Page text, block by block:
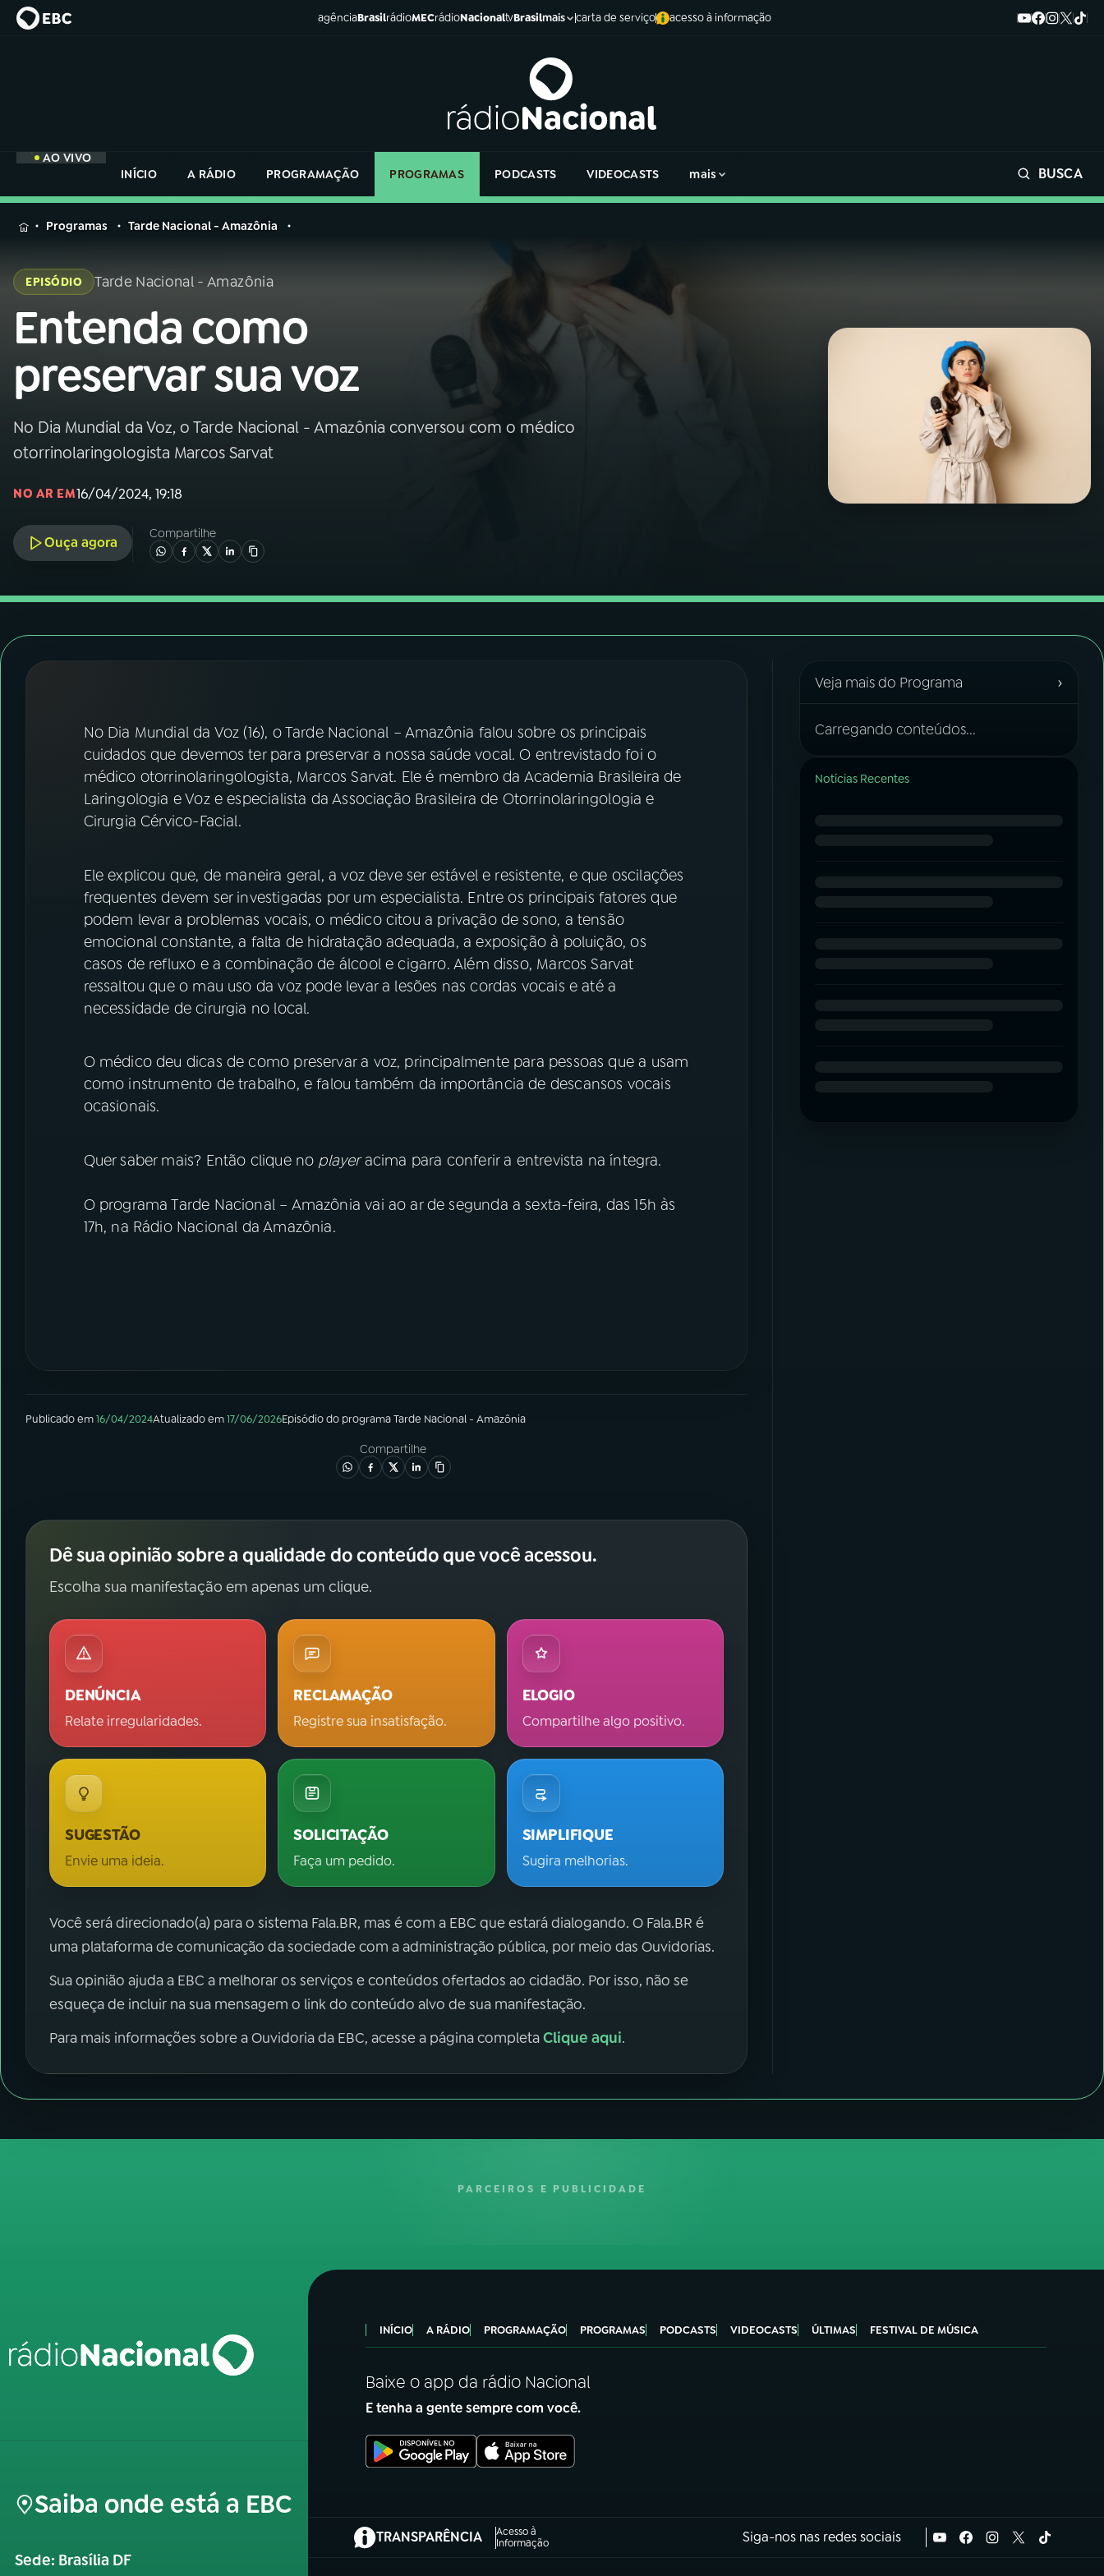
agênciaBrasilrádioMECrádioNacionaltvBrasilmais carta de serviço acesso à informação
AO VIVO
INÍCIO
A RÁDIO PROGRAMAÇÃO PROGRAMAS PODCASTS VIDEOCASTS mais BUSCA
MENU
Buscar
na
Rádio
Nacional
PROGRAMAÇÃO
ÚLTIMAS
FESTIVAL DE MÚSICA
YouTube Facebook
Instagram X
na
Rádio
Programas Tarde Nacional - Amazônia
EPISÓDIO Tarde Nacional - Amazônia
Entenda como
preservar sua voz
No Dia Mundial da Voz, o Tarde Nacional - Amazônia conversou com o médico
otorrinolaringologista Marcos Sarvat
NO AR EM16/04/2024, 19:18
Ouça agora
Compartilhe
No Dia Mundial da Voz (16), o Tarde Nacional – Amazônia falou sobre os principais
cuidados que devemos ter para preservar a nossa saúde vocal. O entrevistado foi o
médico otorrinolaringologista, Marcos Sarvat. Ele é membro da Academia Brasileira de
Laringologia e Voz e especialista da Associação Brasileira de Otorrinolaringologia e
Cirurgia Cérvico-Facial.
Ele explicou que, de maneira geral, a voz deve ser estável e resistente, e que oscilações
frequentes devem ser investigadas por um especialista. Entre os principais fatores que
podem levar a problemas vocais, o médico citou a privação de sono, a tensão
emocional constante, a falta de hidratação adequada, a exposição à poluição, os
casos de refluxo e a combinação de álcool e cigarro. Além disso, Marcos Sarvat
ressaltou que o mau uso da voz pode levar a lesões nas cordas vocais e até a
necessidade de cirurgia no local.
O médico deu dicas de como preservar a voz, principalmente para pessoas que a usam
como instrumento de trabalho, e falou também da importância de descansos vocais
ocasionais.
Quer saber mais? Então clique no playeracima para conferir a entrevista na íntegra.
O programa Tarde Nacional – Amazônia vai ao ar de segunda a sexta-feira, das 15h às
17h, na Rádio Nacional da Amazônia.
Publicado em16/04/2024Atualizado em17/06/2026Episódiodo programaTarde Nacional - Amazônia
Compartilhe
Dê sua opinião sobre a qualidade do conteúdo que você acessou.
Escolha sua manifestação em apenas um clique.
DENÚNCIA
Relate irregularidades.
RECLAMAÇÃO
Registre sua insatisfação.
ELOGIO
Compartilhe algo positivo.
SUGESTÃO
Envie uma ideia.
SOLICITAÇÃO
Faça um pedido.
SIMPLIFIQUE
Sugira melhorias.
Você será direcionado(a) para o sistema Fala.BR, mas é com a EBC que estará dialogando. O Fala.BR é
uma plataforma de comunicação da sociedade com a administração pública, por meio das Ouvidorias.
Sua opinião ajuda a EBC a melhorar os serviços e conteúdos ofertados ao cidadão. Por isso, não se
esqueça de incluir na sua mensagem o link do conteúdo alvo de sua manifestação.
Para mais informações sobre a Ouvidoria da EBC, acesse a página completaClique aqui.
Veja mais do Programa ›
Carregando conteúdos...
Notícias Recentes
PARCEIROS E PUBLICIDADE
Saiba onde está a EBC
Sede: Brasília DF
INÍCIO A RÁDIO PROGRAMAÇÃO PROGRAMAS PODCASTS VIDEOCASTS ÚLTIMAS FESTIVAL DE MÚSICA
Baixe o app da rádio Nacional
E tenha a gente sempre com você.
TRANSPARÊNCIA
Acesso à
Informação
(abre em nova aba) Siga-nos nas redes sociais